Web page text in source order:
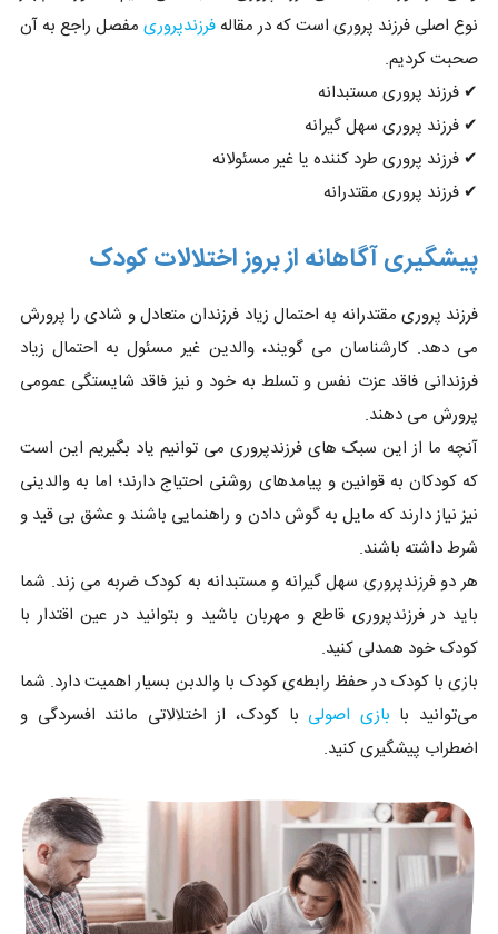
نوع اصلی فرزند پروری است که در مقاله فرزندپروری مفصل راجع به آن
صحبت کردیم.
✔ فرزند پروری مستبدانه
✔ فرزند پروری سهل گیرانه
✔ فرزند پروری طرد کننده یا غیر مسئولانه
✔ فرزند پروری مقتدرانه
پیشگیری آگاهانه از بروز اختلالات کودک
فرزند پروری مقتدرانه به احتمال زیاد فرزندان متعادل و شادی را پرورش
می دهد. کارشناسان می گویند، والدین غیر مسئول به احتمال زیاد
فرزندانی فاقد عزت نفس و تسلط به خود و نیز فاقد شایستگی عمومی
پرورش می دهند.
آنچه ما از این سبک های فرزندپروری می توانیم یاد بگیریم این است
که کودکان به قوانین و پیامدهای روشنی احتیاج دارند؛ اما به والدینی
نیز نیاز دارند که مایل به گوش دادن و راهنمایی باشند و عشق بی قید و
شرط داشته باشند.
هر دو فرزندپروری سهل گیرانه و مستبدانه به کودک ضربه می زند. شما
باید در فرزندپروری قاطع و مهربان باشید و بتوانید در عین اقتدار با
کودک خود همدلی کنید.
بازی با کودک در حفظ رابطه‌ی کودک با والدبن بسیار اهمیت دارد. شما
می‌توانید با بازی اصولی با کودک، از اختلالاتی مانند افسردگی و
اضطراب پیشگیری کنید.